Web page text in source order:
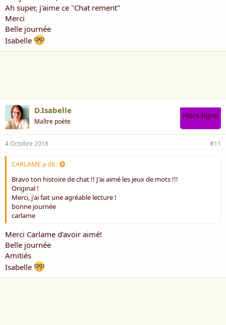
Ah super, j'aime ce "Chat rement"
Merci
Belle journée
Isabelle
D.Isabelle
Maître poète
Hors ligne
4 Octobre 2018 #11
CARLAME a dit:
Bravo ton histoire de chat !! J'ai aimé les jeux de mots !!!
Original !
Merci, j'ai fait une agréable lecture !
bonne journée
carlame
Merci Carlame d'avoir aimé!
Belle journée
Amitiés
Isabelle